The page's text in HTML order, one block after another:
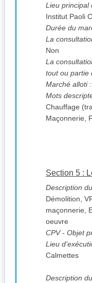
Lieu principal
Institut Paoli
Durée du
La
Non
La
tout ou partie
Marché alloti :
Mots
Chauffage
Maçonnerie,
Section 5 :
Description
Démolition,
maçonnerie,
oeuvre
CPV- Objet
Lieu
Calmettes
Description